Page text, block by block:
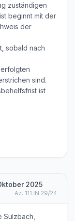
zuständigen
beginnt mit der
der
sobald nach
sind.
ist
2025
Az. 111 IN 29/24
Sulzbach,